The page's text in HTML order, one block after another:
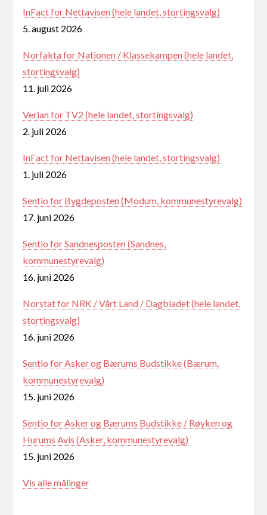
InFact for Nettavisen (hele landet, stortingsvalg)
5. august 2026
Norfakta for Nationen / Klassekampen (hele landet,
stortingsvalg)
11. juli 2026
Verian for TV2 (hele landet, stortingsvalg)
2. juli 2026
InFact for Nettavisen (hele landet, stortingsvalg)
1. juli 2026
Sentio for Bygdeposten (Modum, kommunestyrevalg)
17. juni 2026
Sentio for Sandnesposten (Sandnes,
kommunestyrevalg)
16. juni 2026
Norstat for NRK / Vårt Land / Dagbladet (hele landet,
stortingsvalg)
16. juni 2026
Sentio for Asker og Bærums Budstikke (Bærum,
kommunestyrevalg)
15. juni 2026
Sentio for Asker og Bærums Budstikke / Røyken og
Hurums Avis (Asker, kommunestyrevalg)
15. juni 2026
Vis alle målinger